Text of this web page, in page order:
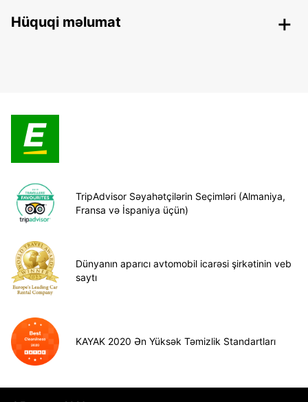
Hüquqi məlumat
TripAdvisor Səyahətçilərin Seçimləri (Almaniya,
Fransa və İspaniya üçün)
Dünyanın aparıcı avtomobil icarəsi şirkətinin veb
saytı
KAYAK 2020 Ən Yüksək Təmizlik Standartları